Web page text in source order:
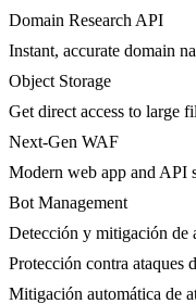
Domain Research API
Instant, accurate domain
Object Storage
Get direct access to large
Next-Gen WAF
Modern web app and API
Bot Management
Detección y mitigación de
Protección contra ataques
Mitigación automática de